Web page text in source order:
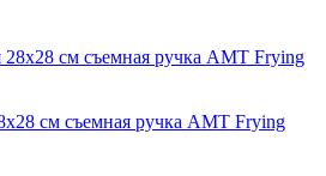
см съемная ручка AMT Frying